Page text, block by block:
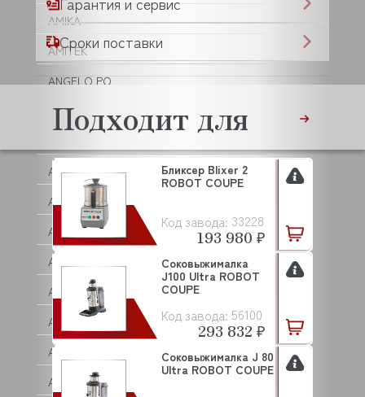
AMIKA
AMITEK
ANGELO PO
ANIMO
ANVIL
APACH
APS
AQUA
ARISTARCO
ARKTO
ARTHERMO
ASCASO
Сроки поставки
Подходит для
Код завода: 33228
Бликсер Blixer 2
ROBOT COUPE
193 980 ₽
Код завода: 56100
Соковыжималка
J100 Ultra ROBOT
COUPE
293 832 ₽
Соковыжималка J 80
Ultra ROBOT COUPE